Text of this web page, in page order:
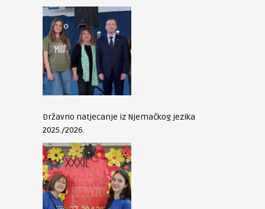
Državno natjecanje iz Njemačkog jezika
2025./2026.